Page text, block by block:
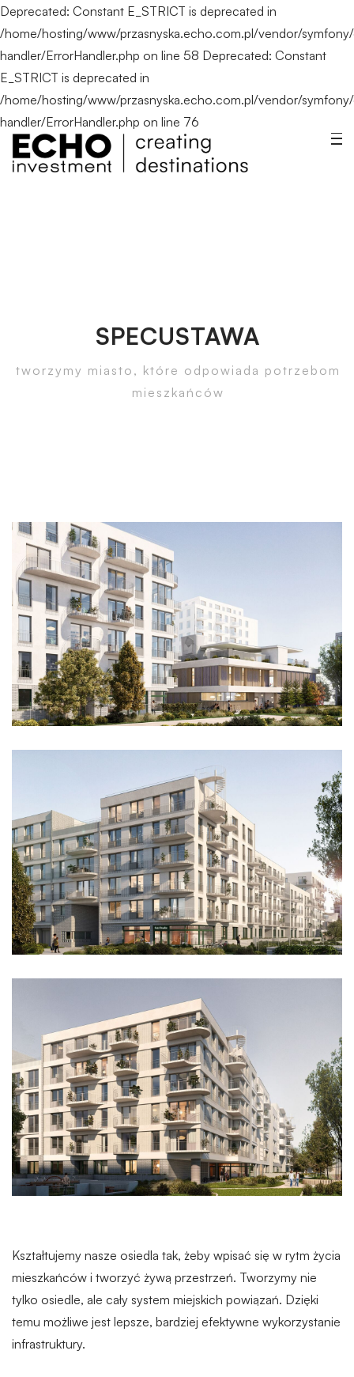
Deprecated: Constant E_STRICT is deprecated in
/home/hosting/www/przasnyska.echo.com.pl/vendor/
handler/ErrorHandler.php on line 58 Deprecated: Constant
E_STRICT is deprecated in
/home/hosting/www/przasnyska.echo.com.pl/vendor/
handler/ErrorHandler.php on line 76
SPECUSTAWA
tworzymy miasto, które odpowiada potrzebom
mieszkańców
Kształtujemy nasze osiedla tak, żeby wpisać się w rytm życia
mieszkańców i tworzyć żywą przestrzeń. Tworzymy nie
tylko osiedle, ale cały system miejskich powiązań. Dzięki
temu możliwe jest lepsze, bardziej efektywne wykorzystanie
infrastruktury.